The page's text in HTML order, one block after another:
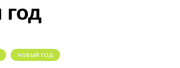
год
НОВЫЙ ГОД